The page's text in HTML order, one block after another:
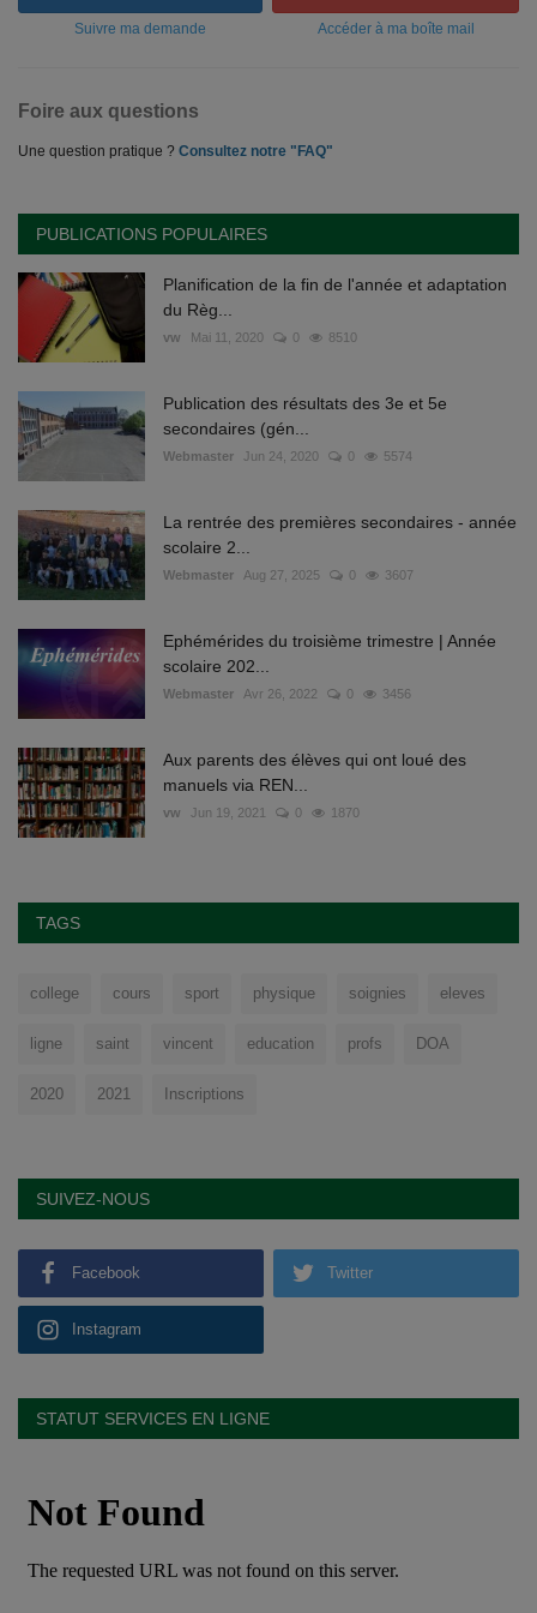
Suivre ma demande Accéder à ma boîte mail
Foire aux questions
Une question pratique ? Consultez notre "FAQ"
PUBLICATIONS POPULAIRES
Planification de la fin de l'année et adaptation
du Règ...
vw Mai 11, 2020 0 8510
Publication des résultats des 3e et 5e
secondaires (gén...
Webmaster Jun 24, 2020 0 5574
La rentrée des premières secondaires - année
scolaire 2...
Webmaster Aug 27, 2025 0 3607
Ephémérides du troisième trimestre | Année
scolaire 202...
Webmaster Avr 26, 2022 0 3456
Aux parents des élèves qui ont loué des
manuels via REN...
vw Jun 19, 2021 0 1870
TAGS
college cours sport physique soignies eleves
ligne saint vincent education profs DOA
2020 2021 Inscriptions
SUIVEZ-NOUS
Facebook Twitter
Instagram
STATUT SERVICES EN LIGNE